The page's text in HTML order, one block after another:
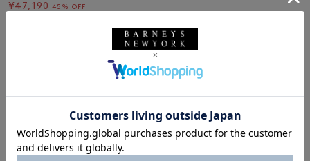
¥47,190 45% OFF
1
ウィメンズアクセサリー